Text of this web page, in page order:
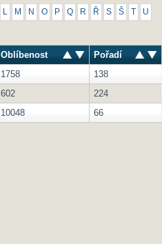
M N O P Q R Ř S Š U
Oblíbenost
Pořadí
1758
138
602
224
10048 66